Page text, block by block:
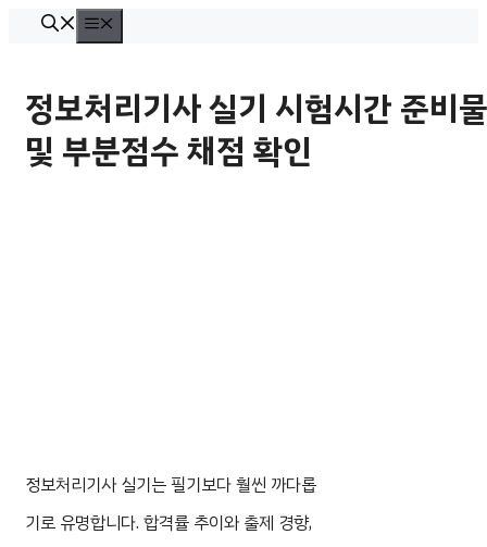
뉴
정보처리기사 실기 시험시간 준비물
및 부분점수 채점 확인
정보처리기사 실기는 필기보다 훨씬 까다롭
기로 유명합니다. 합격률 추이와 출제 경향,